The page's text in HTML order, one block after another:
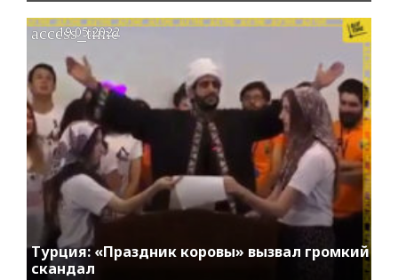
Турция: «Праздник коровы» вызвал громкий
скандал
access_time
19.05.2022